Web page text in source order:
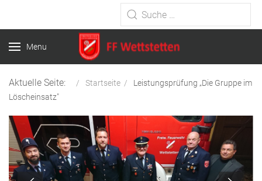
Type 2 or more characters for
results.
Menu
Aktuelle Seite: Startseite
Leistungsprüfung „Die Gruppe im
Löscheinsatz"